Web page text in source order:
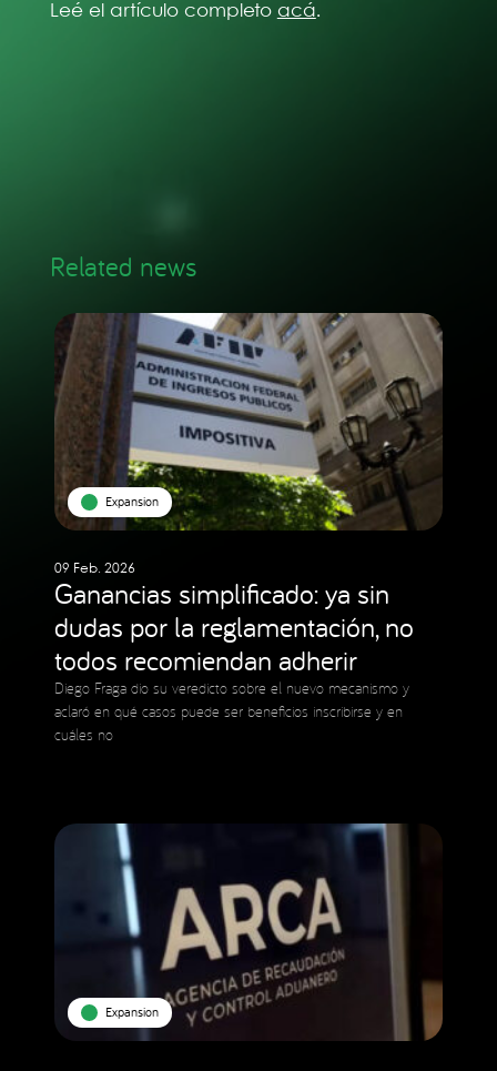
Leé el artículo completo acá.
Related news
Expansion
09 Feb. 2026
Ganancias simplificado: ya sin
dudas por la reglamentación, no
todos recomiendan adherir
Diego Fraga dio su veredicto sobre el nuevo mecanismo y
aclaró en qué casos puede ser beneficios inscribirse y en
cuáles no
Expansion